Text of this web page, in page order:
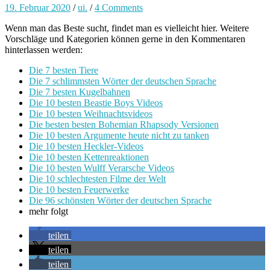
19. Februar 2020 /ui. /4 Comments
Wenn man das Beste sucht, findet man es vielleicht hier. Weitere
Vorschläge und Kategorien können gerne in den Kommentaren
hinterlassen werden:
Die 7 besten Tiere
Die 7 schlimmsten Wörter der deutschen Sprache
Die 7 besten Kugelbahnen
Die 10 besten Beastie Boys Videos
Die 10 besten Weihnachtsvideos
Die besten besten Bohemian Rhapsody Versionen
Die 10 besten Argumente heute nicht zu tanken
Die 10 besten Heckler-Videos
Die 10 besten Kettenreaktionen
Die 10 besten Wulff Verarsche Videos
Die 10 schlechtesten Filme der Welt
Die 10 besten Feuerwerke
Die 96 schönsten Wörter der deutschen Sprache
mehr folgt
teilen
teilen
teilen